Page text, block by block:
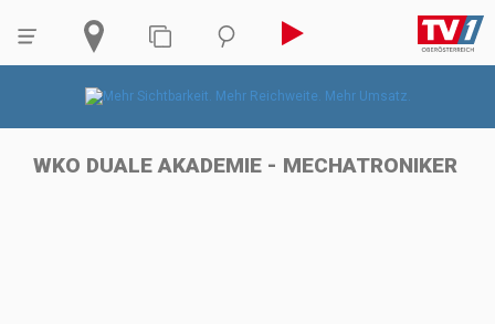
WKO DUALE AKADEMIE - MECHATRONIKER